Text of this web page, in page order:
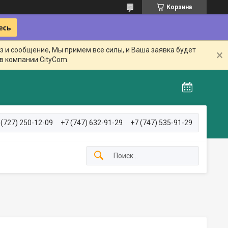
Корзина
и сообщение, Мы примем все силы, и Ваша заявка будет
компании CityCom.
(727) 250-12-09 +7 (747) 632-91-29 +7 (747) 535-91-29